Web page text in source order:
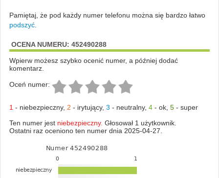
Pamiętaj, że pod każdy numer telefonu można się bardzo łatwo
podszyć.
OCENA NUMERU: 452490288
Wpierw możesz szybko ocenić numer, a później dodać
komentarz.
Oceń numer:
1 - niebezpieczny, 2 - irytujący, 3 - neutralny, 4- ok, 5- super
Ten numer jest niebezpieczny. Głosował 1 użytkownik.
Ostatni raz oceniono ten numer dnia 2025-04-27.